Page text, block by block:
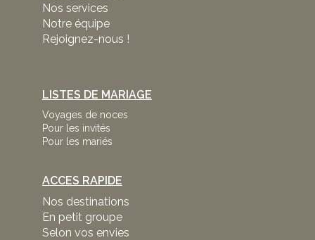
Nos services
Notre équipe
Rejoignez-nous !
LISTES DE MARIAGE
Voyages de noces
Pour les invités
Pour les mariés
ACCES RAPIDE
Nos destinations
En petit groupe
Selon vos envies